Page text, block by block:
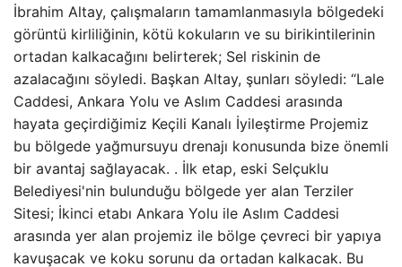
İbrahim Altay, çalışmaların tamamlanmasıyla bölgedeki
görüntü kirliliğinin, kötü kokuların ve su birikintilerinin
ortadan kalkacağını belirterek; Sel riskinin de
azalacağını söyledi. Başkan Altay, şunları söyledi: “Lale
Caddesi, Ankara Yolu ve Aslım Caddesi arasında
hayata geçirdiğimiz Keçili Kanalı İyileştirme Projemiz
bu bölgede yağmursuyu drenajı konusunda bize önemli
bir avantaj sağlayacak. . İlk etap, eski Selçuklu
Belediyesi'nin bulunduğu bölgede yer alan Terziler
Sitesi; İkinci etabı Ankara Yolu ile Aslım Caddesi
arasında yer alan projemiz ile bölge çevreci bir yapıya
kavuşacak ve koku sorunu da ortadan kalkacak. Bu